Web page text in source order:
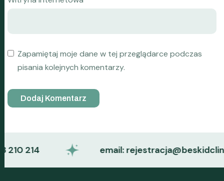
Zapamiętaj moje dane w tej przeglądarce podczas
pisania kolejnych komentarzy.
214 email: rejestracja@beskidclinic.pl